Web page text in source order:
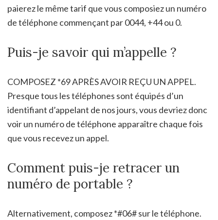
paierez le même tarif que vous composiez un numéro
de téléphone commençant par 0044, +44 ou 0.
Puis-je savoir qui m’appelle ?
COMPOSEZ *69 APRÈS AVOIR REÇU UN APPEL.
Presque tous les téléphones sont équipés d’un
identifiant d’appelant de nos jours, vous devriez donc
voir un numéro de téléphone apparaître chaque fois
que vous recevez un appel.
Comment puis-je retracer un
numéro de portable ?
Alternativement, composez *#06# sur le téléphone.